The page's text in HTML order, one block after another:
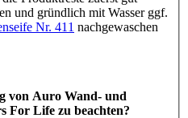
und gründlich mit Wasser ggf.
Nr. 411 nachgewaschen
von Auro Wand- und
For Life zu beachten?